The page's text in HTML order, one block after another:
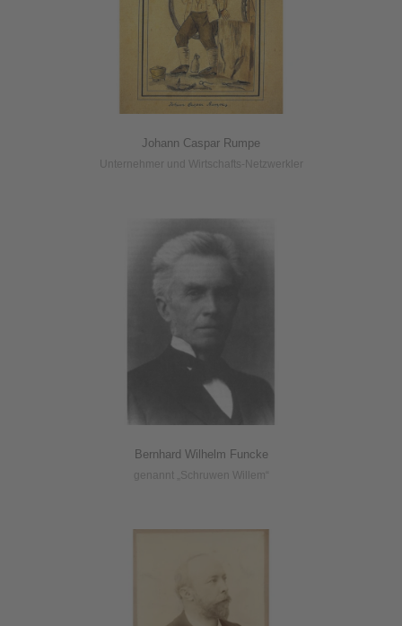
Johann Caspar Rumpe
Unternehmer und Wirtschafts-Netzwerkler
Bernhard Wilhelm Funcke
genannt „Schruwen Willem“